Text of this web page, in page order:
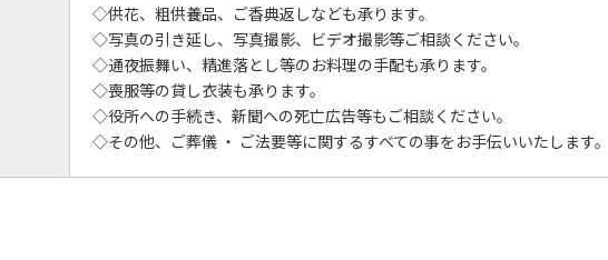
◇供花、粗供養品、ご香典返しなども承ります。
◇写真の引き延し、写真撮影、ビデオ撮影等ご相談ください。
◇通夜振舞い、精進落とし等のお料理の手配も承ります。
◇喪服等の貸し衣装も承ります。
◇役所への手続き、新聞への死亡広告等もご相談ください。
◇その他、ご葬儀 ・ ご法要等に関するすべての事をお手伝いいたします。